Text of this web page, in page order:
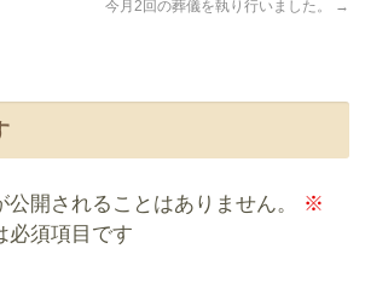
今月2回の葬儀を執り行いました。 →
開されることはありません。
※
必須項目です